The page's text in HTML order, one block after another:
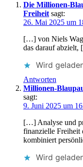
Die Millionen-
Freiheit sagt:
26. Mai 2025 um
[…] v‬on Niels
d‬as d‬arauf
Wird
Antworten
Millionen-
sagt:
9. Juni 2025 um
[…] Analyse u‬nd
finanzielle Freiheit
kombiniert
Wird